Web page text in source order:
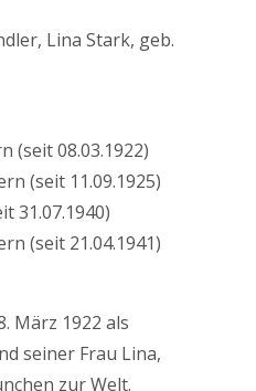
Lina Stark, geb.
(seit 08.03.1922)
(seit 11.09.1925)
31.07.1940)
(seit 21.04.1941)
März 1922 als
seiner Frau Lina,
zur Welt.